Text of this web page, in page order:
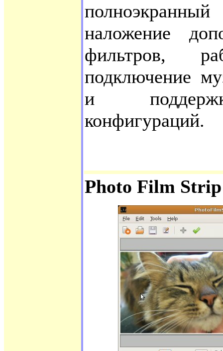
наложение
фильтров,
подключение
и
конфигураций.
Photo Film Strip